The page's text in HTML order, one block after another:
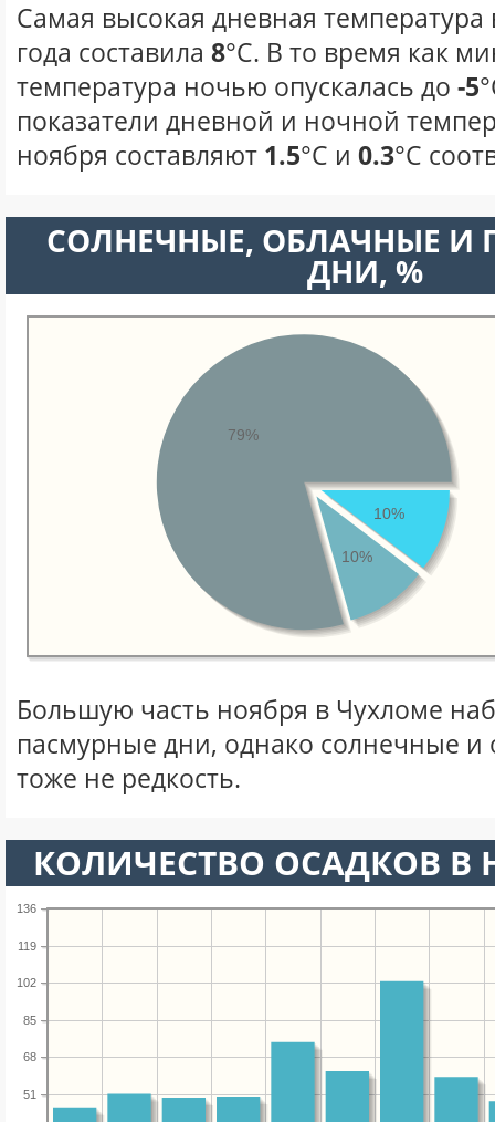
Самая высокая дневная температура
года составила 8°С. В то время как
температура ночью опускалась до -5
показатели дневной и ночной
ноября составляют 1.5°С и 0.3°С
CОЛНЕЧНЫЕ, ОБЛАЧНЫЕ И
ДНИ, %
10%
10%
79%
Большую часть ноября в Чухломе
пасмурные дни, однако солнечные
тоже не редкость.
КОЛИЧЕСТВО ОСАДКОВ В
51
68
85
102
119
136